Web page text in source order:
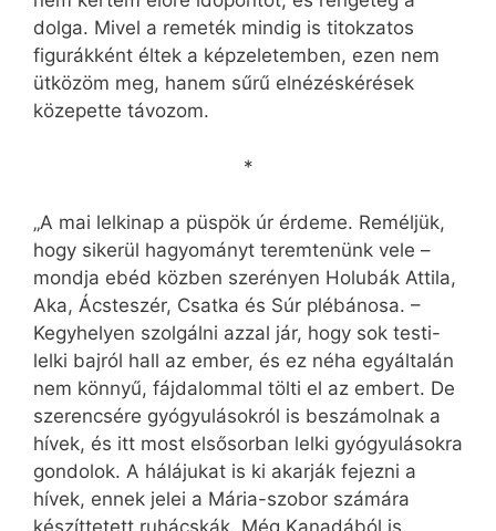
dolga. Mivel a remeték mindig is titokzatos
figurákként éltek a képzeletemben, ezen nem
ütközöm meg, hanem sűrű elnézéskérések
közepette távozom.
*
„A mai lelkinap a püspök úr érdeme. Reméljük,
hogy sikerül hagyományt teremtenünk vele –
mondja ebéd közben szerényen Holubák Attila,
Aka, Ácsteszér, Csatka és Súr plébánosa. –
Kegyhelyen szolgálni azzal jár, hogy sok testi-
lelki bajról hall az ember, és ez néha egyáltalán
nem könnyű, fájdalommal tölti el az embert. De
szerencsére gyógyulásokról is beszámolnak a
hívek, és itt most elsősorban lelki gyógyulásokra
gondolok. A hálájukat is ki akarják fejezni a
hívek, ennek jelei a Mária-szobor számára